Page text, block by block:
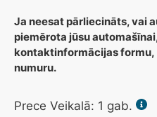
Ja neesat pārliecināts, vai
piemērota jūsu
kontaktinformācijas formu,
numuru.
Prece Veikalā: 1 gab.